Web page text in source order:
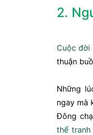
2.
Cuộc đời
thuận
Những
ngay mà
Đông
thể